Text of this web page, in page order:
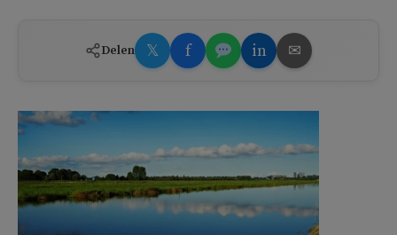
Delen 𝕏 f in ✉